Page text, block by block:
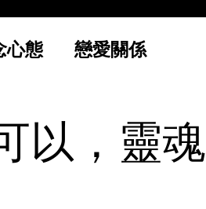
心態 戀愛關係
以，靈魂